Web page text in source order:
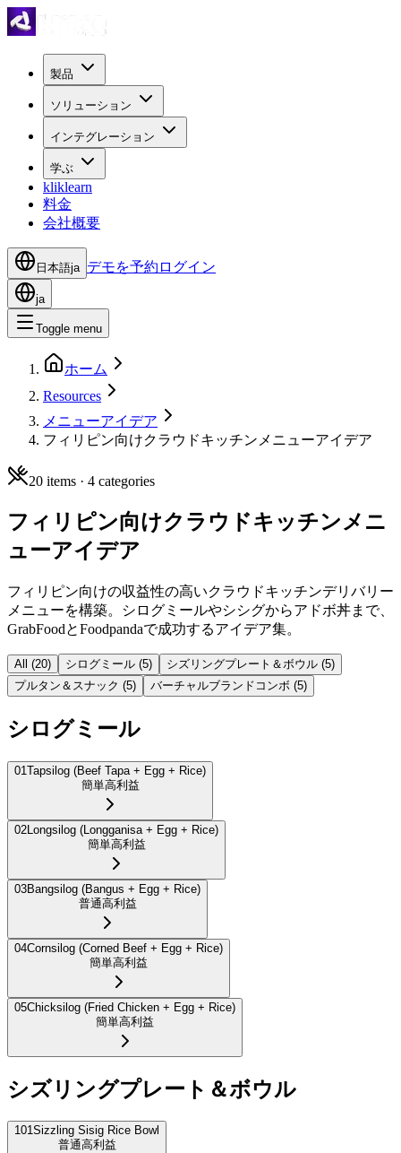
製品
ソリューション
インテグレーション
学ぶ
kliklearn
料金
会社概要
日本語ja デモを予約 ログイン
ja
Toggle menu
ホーム
Resources
メニューアイデア
フィリピン向けクラウドキッチンメニューアイデア
20 items · 4 categories
フィリピン向けクラウドキッチンメニ
ューアイデア
フィリピン向けの収益性の高いクラウドキッチンデリバリー
メニューを構築。シログミールやシシグからアドボ丼まで、
GrabFoodとFoodpandaで成功するアイデア集。
All (20) シログミール (5) シズリングプレート＆ボウル (5)
プルタン＆スナック (5) バーチャルブランドコンボ (5)
シログミール
01Tapsilog (Beef Tapa + Egg + Rice)
簡単高利益
02Longsilog (Longganisa + Egg + Rice)
簡単高利益
03Bangsilog (Bangus + Egg + Rice)
普通高利益
04Cornsilog (Corned Beef + Egg + Rice)
簡単高利益
05Chicksilog (Fried Chicken + Egg + Rice)
簡単高利益
シズリングプレート＆ボウル
101Sizzling Sisig Rice Bowl
普通高利益